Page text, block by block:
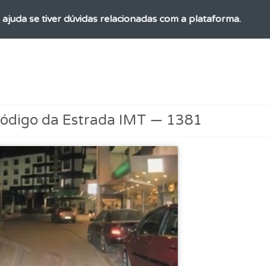
se tiver dúvidas relacionadas com a plataforma.
de dificuldade do teste quando o termina.
de teclado para responder aos testes mais rapidamente.
apresenta-lhe questões a que ainda não respondeu.
da Estrada IMT — 1381